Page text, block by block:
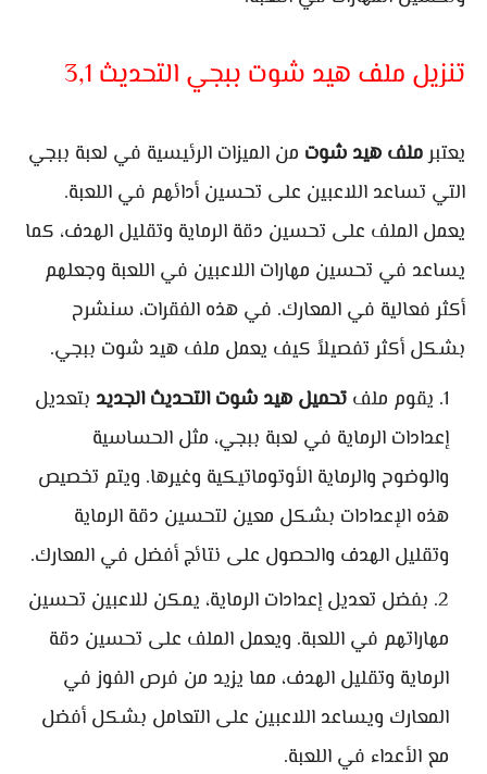
تنزيل ملف هيد شوت ببجي التحديث 3,1
يعتبرملف هيد شوت من الميزات الرئيسية في لعبة ببجي
التي تساعد اللاعبين على تحسين أدائهم في اللعبة.
يعمل الملف على تحسين دقة الرماية وتقليل الهدف، كما
يساعد في تحسين مهارات اللاعبين في اللعبة وجعلهم
أكثر فعالية في المعارك. في هذه الفقرات، سنشرح
بشكل أكثر تفصيلاً كيف يعمل ملف هيد شوت ببجي.
يقوم ملف تحميل هيد شوت التحديث الجديد بتعديل
إعدادات الرماية في لعبة ببجي، مثل الحساسية
والوضوح والرماية الأوتوماتيكية وغيرها. ويتم تخصيص
هذه الإعدادات بشكل معين لتحسين دقة الرماية
وتقليل الهدف والحصول على نتائج أفضل في المعارك.
بفضل تعديل إعدادات الرماية، يمكن للاعبين تحسين
مهاراتهم في اللعبة. ويعمل الملف على تحسين دقة
الرماية وتقليل الهدف، مما يزيد من فرص الفوز في
المعارك ويساعد اللاعبين على التعامل بشكل أفضل
مع الأعداء في اللعبة.